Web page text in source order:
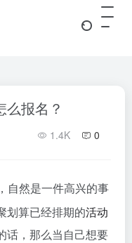
报名？
1.4K 0
自然是一件高兴的事
划算已经排期的活动
话，那么当自己想要